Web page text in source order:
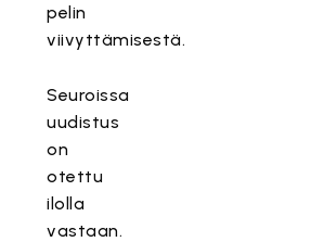
pelin
viivyttämisestä.
Seuroissa
uudistus
on
otettu
ilolla
vastaan.